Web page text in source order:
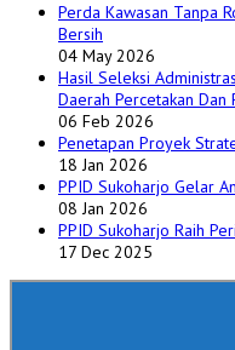
Perda Kawasan Tanpa
Bersih
04 May 2026
Hasil Seleksi
Daerah Percetakan
06 Feb 2026
Penetapan Proyek
18 Jan 2026
PPID Sukoharjo Gelar
08 Jan 2026
PPID Sukoharjo Raih
17 Dec 2025